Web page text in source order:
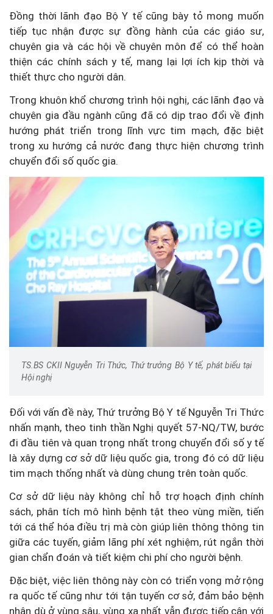
Đồng thời lãnh đạo Bộ Y tế cũng bày tỏ mong muốn
tiếp tục nhận được sự đồng hành của các giáo sư,
chuyên gia và các hội về chuyên môn để có thể hoàn
thiện các chính sách y tế, mang lại lợi ích kịp thời và
thiết thực cho người dân.
Trong khuôn khổ chương trình hội nghị, các lãnh đạo và
chuyên gia đầu ngành cũng đã có dịp trao đổi về định
hướng phát triển trong lĩnh vực tim mạch, đặc biệt
trong xu hướng cả nước đang thực hiện chương trình
chuyển đổi số quốc gia.
TS.BS CKII Nguyễn Tri Thức, Thứ trưởng Bộ Y tế, phát biểu tại
Hội nghị
Đối với vấn đề này, Thứ trưởng Bộ Y tế Nguyễn Tri Thức
nhấn mạnh, theo tinh thần Nghị quyết 57-NQ/TW, bước
đi đầu tiên và quan trọng nhất trong chuyển đổi số y tế
là xây dựng cơ sở dữ liệu quốc gia, trong đó có dữ liệu
tim mạch thống nhất và dùng chung trên toàn quốc.
Cơ sở dữ liệu này không chỉ hỗ trợ hoạch định chính
sách, phân tích mô hình bệnh tật theo vùng miền, tiến
tới cá thể hóa điều trị mà còn giúp liên thông thông tin
giữa các tuyến, giảm lãng phí xét nghiệm, rút ngắn thời
gian chẩn đoán và tiết kiệm chi phí cho người bệnh.
Đặc biệt, việc liên thông này còn có triển vọng mở rộng
ra quốc tế cũng như tới tận tuyến cơ sở, đảm bảo bệnh
nhân dù ở vùng sâu, vùng xa nhất vẫn được tiếp cận với